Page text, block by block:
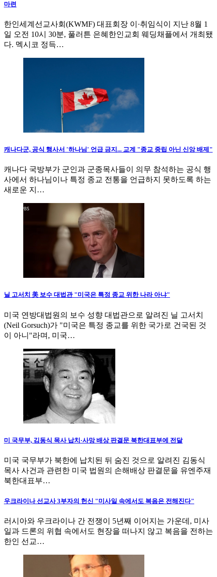
마련
한인세계선교사회(KWMF) 대표회장 이·취임식이 지난 8월 1
일 오전 10시 30분, 풀러튼 은혜한인교회 웨딩채플에서 개최됐
다. 멕시코 정득…
캐나다군, 공식 행사서 '하나님' 언급 금지... 교계 "종교 중립 아닌 신앙 배제"
캐나다 국방부가 군인과 군종목사들이 의무 참석하는 공식 행
사에서 하나님이나 특정 종교 전통을 언급하지 못하도록 하는
새로운 지…
닐 고서치 美 보수 대법관 "미국은 특정 종교 위한 나라 아냐"
미국 연방대법원의 보수 성향 대법관으로 알려진 닐 고서치
(Neil Gorsuch)가 "미국은 특정 종교를 위한 국가로 건국된 것
이 아니"라며, 미국…
미 국무부, 김동식 목사 납치·사망 배상 판결문 북한대표부에 전달
미국 국무부가 북한에 납치된 뒤 숨진 것으로 알려진 김동식
목사 사건과 관련한 미국 법원의 손해배상 판결문을 유엔주재
북한대표부…
우크라이나 선교사 3부자의 헌신 "미사일 속에서도 복음은 전해진다"
러시아와 우크라이나 간 전쟁이 5년째 이어지는 가운데, 미사
일과 드론의 위협 속에서도 현장을 떠나지 않고 복음을 전하는
한인 선교…